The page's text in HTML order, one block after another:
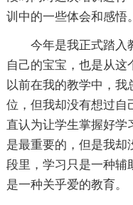
训中的一些体会和感悟。
今年是我正式踏入
自己的宝宝，也是从这
以前在我的教学中，
位，但我却没有想过自
直认为让学生掌握好学
是最重要的，但是我却
段里，学习只是一种辅
是一种关乎爱的教育。